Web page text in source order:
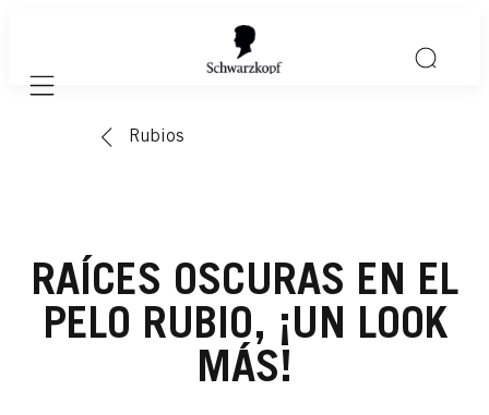
Mobile navigation
Rubios
RAÍCES OSCURAS EN EL
PELO RUBIO, ¡UN LOOK
MÁS!